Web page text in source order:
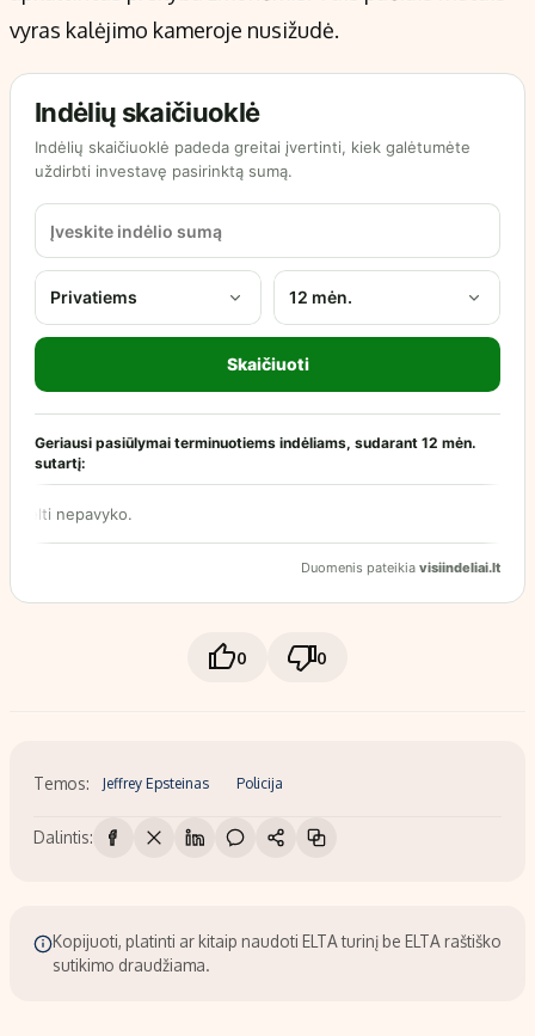
vyras kalėjimo kameroje nusižudė.
0 0
Temos: Jeffrey Epsteinas Policija
Dalintis:
Kopijuoti, platinti ar kitaip naudoti ELTA turinį be ELTA raštiško
sutikimo draudžiama.